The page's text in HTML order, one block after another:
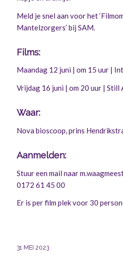
Meld je snel aan voor het
Mantelzorgers’ bij SAM.
Films:
Maandag 12 juni | om 15 uur |
Vrijdag 16 juni | om 20 uur | Still
Waar:
Nova bioscoop, prins
Aanmelden:
Stuur een mail naar
0172 61 45 00
Er is per film plek voor 30
31 MEI 2023